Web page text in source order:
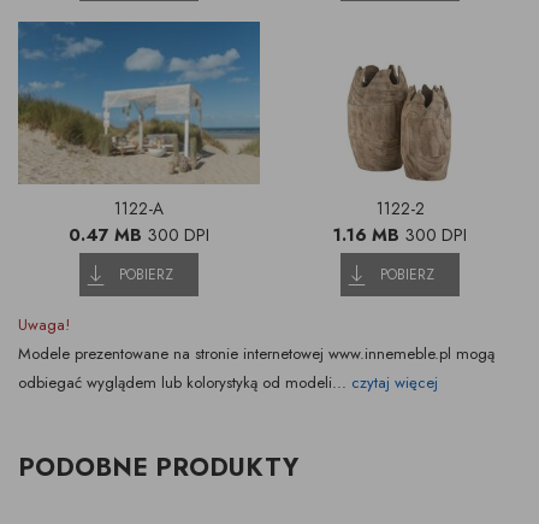
1122-A
0.47 MB 300 DPI
POBIERZ
1122-2
1.16 MB 300 DPI
POBIERZ
Uwaga!
Modele prezentowane na stronie internetowej www.innemeble.pl mogą
odbiegać wyglądem lub kolorystyką od modeli... czytaj więcej
PODOBNE PRODUKTY